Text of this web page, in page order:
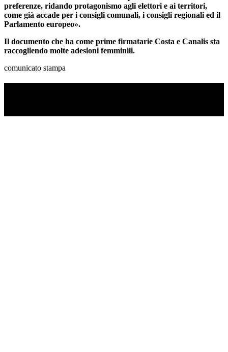
preferenze, ridando protagonismo agli elettori e ai territori,
come già accade per i consigli comunali, i consigli regionali ed il
Parlamento europeo».
Il documento che ha come prime firmatarie Costa e Canalis sta
raccogliendo molte adesioni femminili.
comunicato stampa